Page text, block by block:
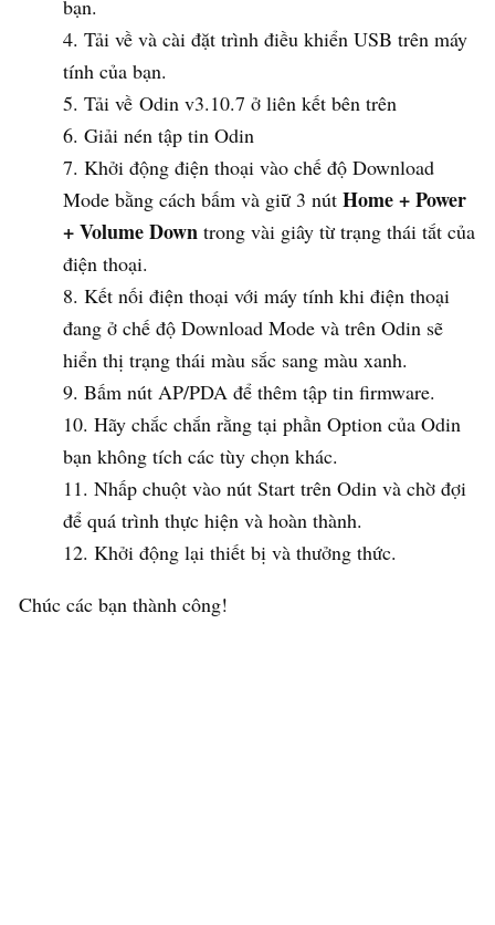
bạn.
Tải về và cài đặt trình điều khiển USB trên máy
tính của bạn.
Tải về Odin v3.10.7 ở liên kết bên trên
Giải nén tập tin Odin
Khởi động điện thoại vào chế độ Download
Mode bằng cách bấm và giữ 3 nút Home + Power
+ Volume Down trong vài giây từ trạng thái tắt của
điện thoại.
Kết nối điện thoại với máy tính khi điện thoại
đang ở chế độ Download Mode và trên Odin sẽ
hiển thị trạng thái màu sắc sang màu xanh.
Bấm nút AP/PDA để thêm tập tin firmware.
Hãy chắc chắn rằng tại phần Option của Odin
bạn không tích các tùy chọn khác.
Nhấp chuột vào nút Start trên Odin và chờ đợi
để quá trình thực hiện và hoàn thành.
Khởi động lại thiết bị và thưởng thức.
Chúc các bạn thành công!